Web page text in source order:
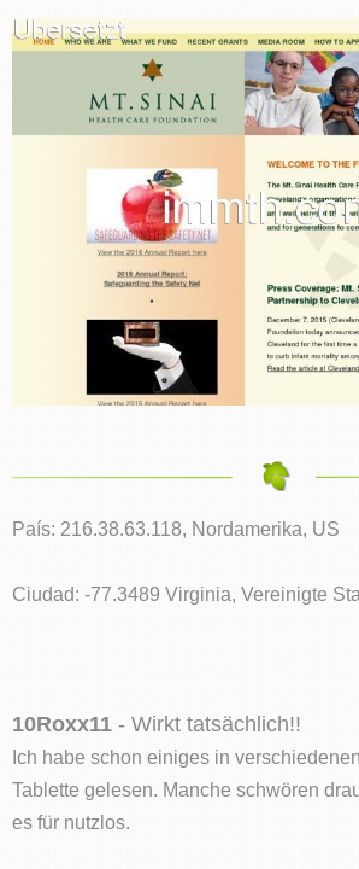
País: 216.38.63.118, Nordamerika, US
Ciudad: -77.3489 Virginia, Vereinigte
10Roxx11 - Wirkt tatsächlich!!
Ich habe schon einiges in
Tablette gelesen. Manche schwören
es für nutzlos.